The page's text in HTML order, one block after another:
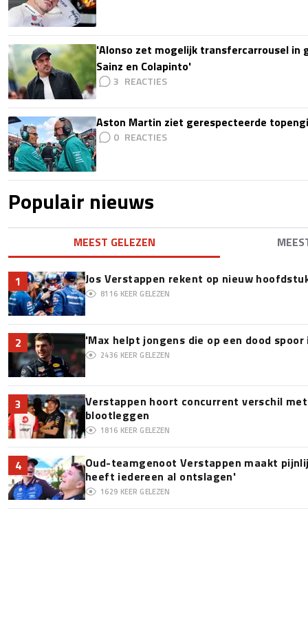
'Alonso zet mogelijk transfercarrousel in
Sainz en Colapinto'
3
Aston Martin ziet gerespecteerde
0
Populair nieuws
MEEST GELEZEN
1 Jos Verstappen rekent op nieuw
8116 KEER GELEZEN
2 'Max helpt jongens die op een dood
2436 KEER GELEZEN
3
Verstappen hoort concurrent verschil
blootleggen
1816 KEER GELEZEN
4
Oud-teamgenoot Verstappen maakt
heeft iedereen al ontslagen'
1629 KEER GELEZEN